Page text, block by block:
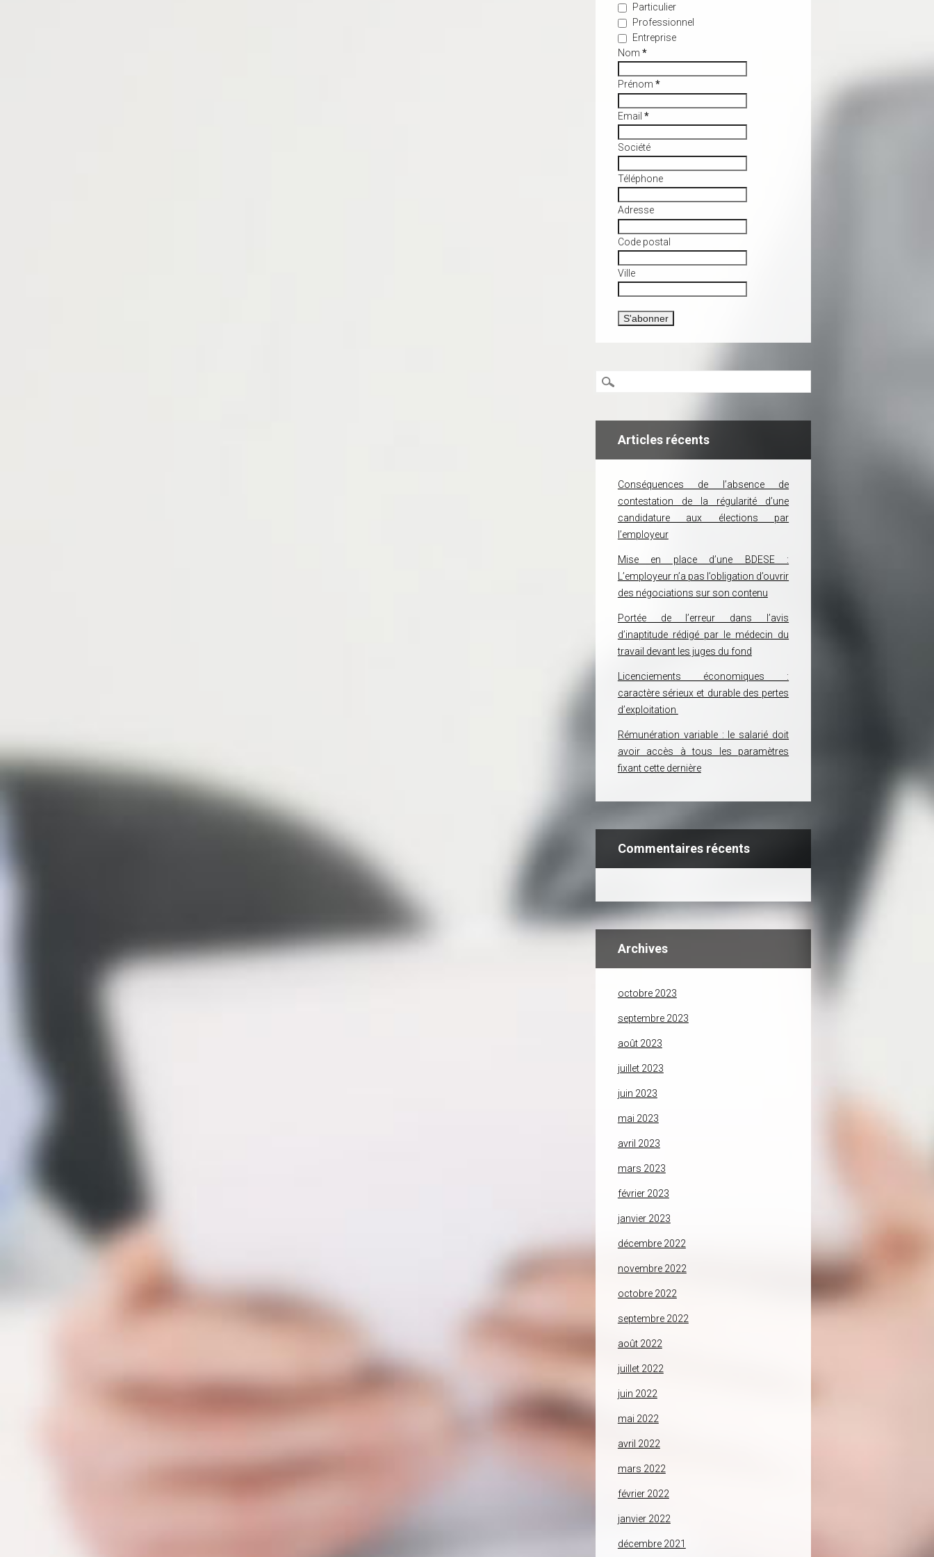
Particulier
Professionnel
Entreprise
Nom *
Prénom *
Email *
Société
Téléphone
Adresse
Code postal
Ville
Articles récents
Conséquences de l’absence de
contestation de la régularité d’une
candidature aux élections par
l’employeur
Mise en place d’une BDESE :
L’employeur n’a pas l’obligation d’ouvrir
des négociations sur son contenu
Portée de l’erreur dans l’avis
d’inaptitude rédigé par le médecin du
travail devant les juges du fond
Licenciements économiques :
caractère sérieux et durable des pertes
d’exploitation
Rémunération variable : le salarié doit
avoir accès à tous les paramètres
fixant cette dernière
Commentaires récents
Archives
octobre 2023
septembre 2023
août 2023
juillet 2023
juin 2023
mai 2023
avril 2023
mars 2023
février 2023
janvier 2023
décembre 2022
novembre 2022
octobre 2022
septembre 2022
août 2022
juillet 2022
juin 2022
mai 2022
avril 2022
mars 2022
février 2022
janvier 2022
décembre 2021